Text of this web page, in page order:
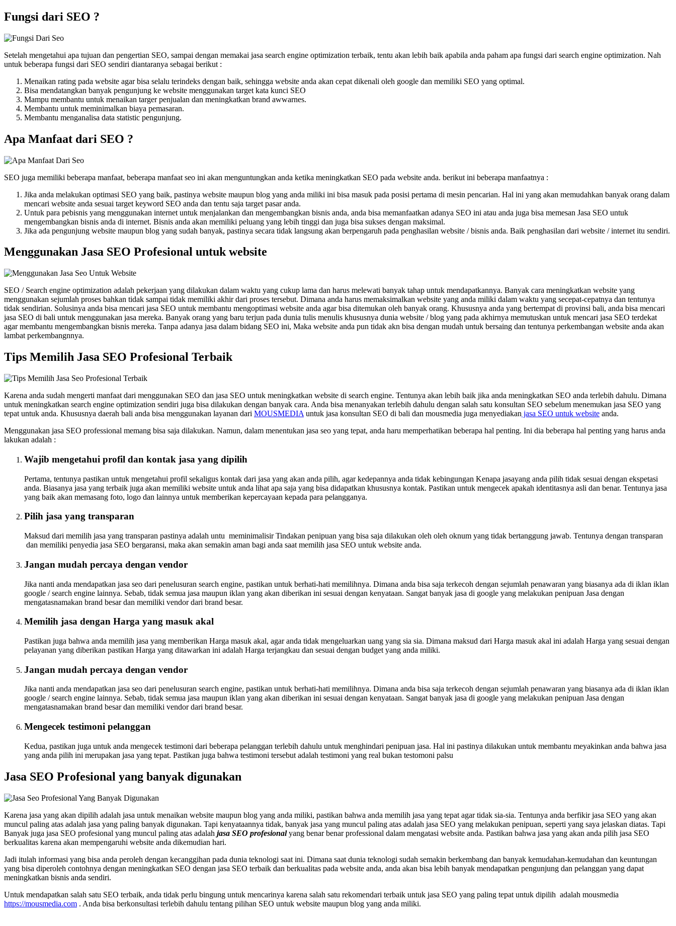
Fungsi dari SEO ?
Setelah mengetahui apa tujuan dan pengertian SEO, sampai dengan memakai jasa search engine optimization terbaik, tentu akan lebih baik apabila anda paham apa fungsi dari search engine optimization. Nah
untuk beberapa fungsi dari SEO sendiri diantaranya sebagai berikut :
Menaikan rating pada website agar bisa selalu terindeks dengan baik, sehingga website anda akan cepat dikenali oleh google dan memiliki SEO yang optimal.
Bisa mendatangkan banyak pengunjung ke website menggunakan target kata kunci SEO
Mampu membantu untuk menaikan targer penjualan dan meningkatkan brand awwarnes.
Membantu untuk meminimalkan biaya pemasaran.
Membantu menganalisa data statistic pengunjung.
Apa Manfaat dari SEO ?
SEO juga memiliki beberapa manfaat, beberapa manfaat seo ini akan menguntungkan anda ketika meningkatkan SEO pada website anda. berikut ini beberapa manfaatnya :
Jika anda melakukan optimasi SEO yang baik, pastinya website maupun blog yang anda miliki ini bisa masuk pada posisi pertama di mesin pencarian. Hal ini yang akan memudahkan banyak orang dalam
mencari website anda sesuai target keyword SEO anda dan tentu saja target pasar anda.
Untuk para pebisnis yang menggunakan internet untuk menjalankan dan mengembangkan bisnis anda, anda bisa memanfaatkan adanya SEO ini atau anda juga bisa memesan Jasa SEO untuk
mengembangkan bisnis anda di internet. Bisnis anda akan memiliki peluang yang lebih tinggi dan juga bisa sukses dengan maksimal.
Jika ada pengunjung website maupun blog yang sudah banyak, pastinya secara tidak langsung akan berpengaruh pada penghasilan website / bisnis anda. Baik penghasilan dari website / internet itu sendiri.
Menggunakan Jasa SEO Profesional untuk website
SEO / Search engine optimization adalah pekerjaan yang dilakukan dalam waktu yang cukup lama dan harus melewati banyak tahap untuk mendapatkannya. Banyak cara meningkatkan website yang
menggunakan sejumlah proses bahkan tidak sampai tidak memiliki akhir dari proses tersebut. Dimana anda harus memaksimalkan website yang anda miliki dalam waktu yang secepat-cepatnya dan tentunya
tidak sendirian. Solusinya anda bisa mencari jasa SEO untuk membantu mengoptimasi website anda agar bisa ditemukan oleh banyak orang. Khususnya anda yang bertempat di provinsi bali, anda bisa mencari
jasa SEO di bali untuk menggunakan jasa mereka. Banyak orang yang baru terjun pada dunia tulis menulis khususnya dunia website / blog yang pada akhirnya memutuskan untuk mencari jasa SEO terdekat
agar membantu mengembangkan bisnis mereka. Tanpa adanya jasa dalam bidang SEO ini, Maka website anda pun tidak akn bisa dengan mudah untuk bersaing dan tentunya perkembangan website anda akan
lambat perkembangnnya.
Tips Memilih Jasa SEO Profesional Terbaik
Karena anda sudah mengerti manfaat dari menggunakan SEO dan jasa SEO untuk meningkatkan website di search engine. Tentunya akan lebih baik jika anda meningkatkan SEO anda terlebih dahulu. Dimana
untuk meningkatkan search engine optimization sendiri juga bisa dilakukan dengan banyak cara. Anda bisa menanyakan terlebih dahulu dengan salah satu konsultan SEO sebelum menemukan jasa SEO yang
tepat untuk anda. Khususnya daerah bali anda bisa menggunakan layanan dari MOUSMEDIA untuk jasa konsultan SEO di bali dan mousmedia juga menyediakan jasa SEO untuk website anda.
Menggunakan jasa SEO professional memang bisa saja dilakukan. Namun, dalam menentukan jasa seo yang tepat, anda haru memperhatikan beberapa hal penting. Ini dia beberapa hal penting yang harus anda
lakukan adalah :
Wajib mengetahui profil dan kontak jasa yang dipilih
Pertama, tentunya pastikan untuk mengetahui profil sekaligus kontak dari jasa yang akan anda pilih, agar kedepannya anda tidak kebingungan Kenapa jasayang anda pilih tidak sesuai dengan ekspetasi
anda. Biasanya jasa yang terbaik juga akan memiliki website untuk anda lihat apa saja yang bisa didapatkan khususnya kontak. Pastikan untuk mengecek apakah identitasnya asli dan benar. Tentunya jasa
yang baik akan memasang foto, logo dan lainnya untuk memberikan kepercayaan kepada para pelangganya.
Pilih jasa yang transparan
Maksud dari memilih jasa yang transparan pastinya adalah untu meminimalisir Tindakan penipuan yang bisa saja dilakukan oleh oleh oknum yang tidak bertanggung jawab. Tentunya dengan transparan
dan memiliki penyedia jasa SEO bergaransi, maka akan semakin aman bagi anda saat memilih jasa SEO untuk website anda.
Jangan mudah percaya dengan vendor
Jika nanti anda mendapatkan jasa seo dari penelusuran search engine, pastikan untuk berhati-hati memilihnya. Dimana anda bisa saja terkecoh dengan sejumlah penawaran yang biasanya ada di iklan iklan
google / search engine lainnya. Sebab, tidak semua jasa maupun iklan yang akan diberikan ini sesuai dengan kenyataan. Sangat banyak jasa di google yang melakukan penipuan Jasa dengan
mengatasnamakan brand besar dan memiliki vendor dari brand besar.
Memilih jasa dengan Harga yang masuk akal
Pastikan juga bahwa anda memilih jasa yang memberikan Harga masuk akal, agar anda tidak mengeluarkan uang yang sia sia. Dimana maksud dari Harga masuk akal ini adalah Harga yang sesuai dengan
pelayanan yang diberikan pastikan Harga yang ditawarkan ini adalah Harga terjangkau dan sesuai dengan budget yang anda miliki.
Jangan mudah percaya dengan vendor
Jika nanti anda mendapatkan jasa seo dari penelusuran search engine, pastikan untuk berhati-hati memilihnya. Dimana anda bisa saja terkecoh dengan sejumlah penawaran yang biasanya ada di iklan iklan
google / search engine lainnya. Sebab, tidak semua jasa maupun iklan yang akan diberikan ini sesuai dengan kenyataan. Sangat banyak jasa di google yang melakukan penipuan Jasa dengan
mengatasnamakan brand besar dan memiliki vendor dari brand besar.
Mengecek testimoni pelanggan
Kedua, pastikan juga untuk anda mengecek testimoni dari beberapa pelanggan terlebih dahulu untuk menghindari penipuan jasa. Hal ini pastinya dilakukan untuk membantu meyakinkan anda bahwa jasa
yang anda pilih ini merupakan jasa yang tepat. Pastikan juga bahwa testimoni tersebut adalah testimoni yang real bukan testomoni palsu
Jasa SEO Profesional yang banyak digunakan
Karena jasa yang akan dipilih adalah jasa untuk menaikan website maupun blog yang anda miliki, pastikan bahwa anda memilih jasa yang tepat agar tidak sia-sia. Tentunya anda berfikir jasa SEO yang akan
muncul paling atas adalah jasa yang paling banyak digunakan. Tapi kenyataannya tidak, banyak jasa yang muncul paling atas adalah jasa SEO yang melakukan penipuan, seperti yang saya jelaskan diatas. Tapi
Banyak juga jasa SEO profesional yang muncul paling atas adalah jasa SEO profesional yang benar benar professional dalam mengatasi website anda. Pastikan bahwa jasa yang akan anda pilih jasa SEO
berkualitas karena akan mempengaruhi website anda dikemudian hari.
Jadi itulah informasi yang bisa anda peroleh dengan kecanggihan pada dunia teknologi saat ini. Dimana saat dunia teknologi sudah semakin berkembang dan banyak kemudahan-kemudahan dan keuntungan
yang bisa diperoleh contohnya dengan meningkatkan SEO dengan jasa SEO terbaik dan berkualitas pada website anda, anda akan bisa lebih banyak mendapatkan pengunjung dan pelanggan yang dapat
meningkatkan bisnis anda sendiri.
Untuk mendapatkan salah satu SEO terbaik, anda tidak perlu bingung untuk mencarinya karena salah satu rekomendari terbaik untuk jasa SEO yang paling tepat untuk dipilih adalah mousmedia
https://mousmedia.com . Anda bisa berkonsultasi terlebih dahulu tentang pilihan SEO untuk website maupun blog yang anda miliki.